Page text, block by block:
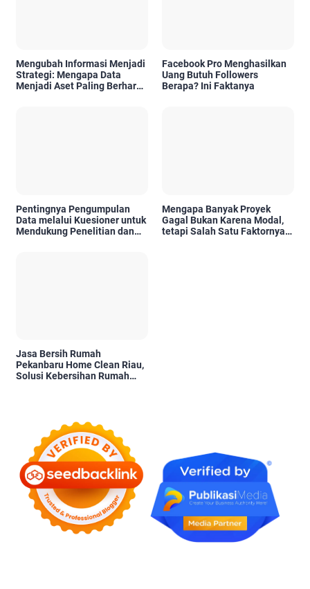
Mengubah Informasi Menjadi
Strategi: Mengapa Data
Menjadi Aset Paling Berharga
Facebook Pro Menghasilkan
Uang Butuh Followers
Berapa? Ini Faktanya
Pentingnya Pengumpulan
Data melalui Kuesioner untuk
Mendukung Penelitian dan
Mengapa Banyak Proyek
Gagal Bukan Karena Modal,
tetapi Salah Satu Faktornya
Jasa Bersih Rumah
Pekanbaru Home Clean Riau,
Solusi Kebersihan Rumah